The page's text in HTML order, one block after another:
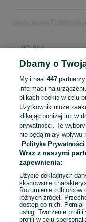
POLSKA
Mapa kategorii
Mapa miejscowości
Mapa ministron
Popularne wyszukiwania
Dbamy o
My i nasi 447partnerzy
informacji na
plikach cookie w celu
Użytkownik może
klikając poniżej lub w
prywatności. Te
nie będą miały
Polityka Prywatności
Wraz z naszymi
zapewnienia:
Użycie dokładnych
skanowanie
Rozumienie
różnych źródeł.
dostęp do nich.
usług. Tworzenie
profili w celu